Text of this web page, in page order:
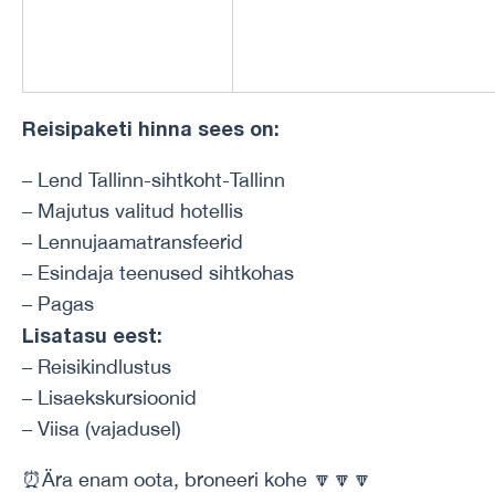
Reisipaketi hinna sees on:
– Lend Tallinn-sihtkoht-Tallinn
– Majutus valitud hotellis
– Lennujaamatransfeerid
– Esindaja teenused sihtkohas
– Pagas
Lisatasu eest:
– Reisikindlustus
– Lisaekskursioonid
– Viisa (vajadusel)
⏰Ära enam oota, broneeri kohe 🔽🔽🔽